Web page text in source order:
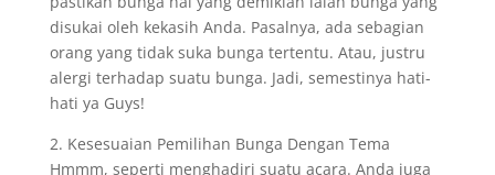
disukai oleh kekasih Anda. Pasalnya, ada sebagian
orang yang tidak suka bunga tertentu. Atau, justru
alergi terhadap suatu bunga. Jadi, semestinya hati-
hati ya Guys!
2. Kesesuaian Pemilihan Bunga Dengan Tema
Hmmm, seperti menghadiri suatu acara. Anda juga